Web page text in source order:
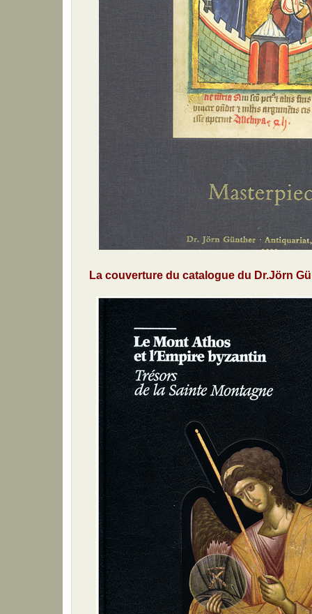
La couverture du catalogue du Dr.Jörn